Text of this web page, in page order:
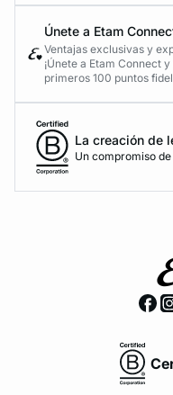
Únete a Etam
Ventajas exclusivas y
¡Únete a Etam Connect
primeros 100 puntos
La creación de
Un compromiso